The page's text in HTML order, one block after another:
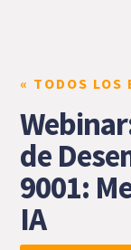
« TODOS LOS
de
9001:
IA